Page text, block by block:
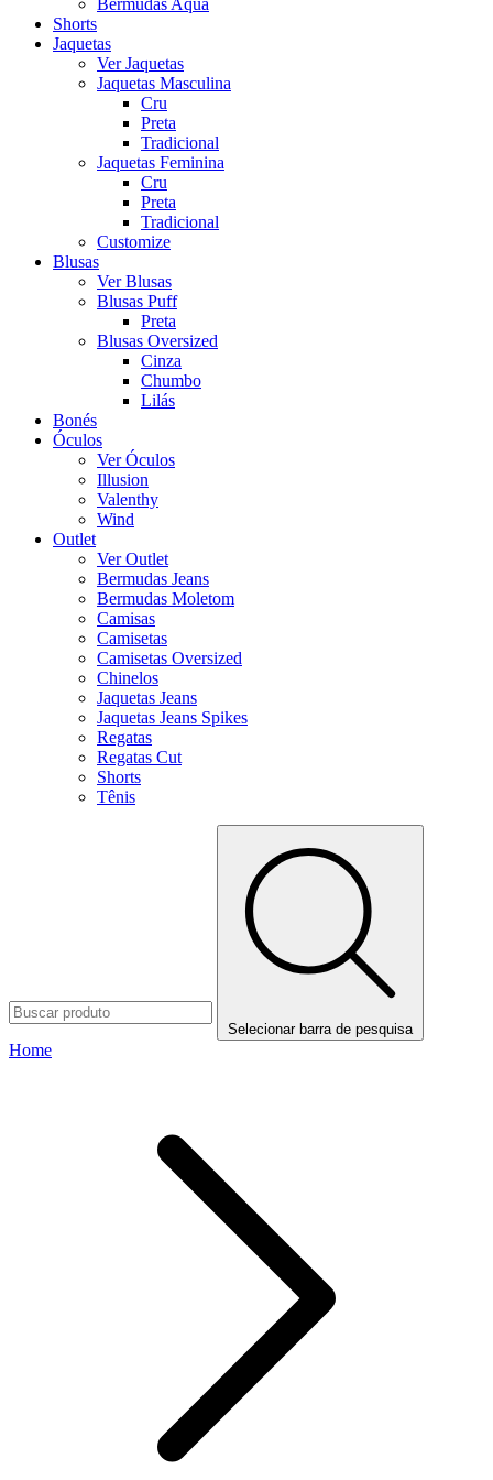
Bermudas Aqua
Shorts
Jaquetas
Ver Jaquetas
Jaquetas Masculina
Cru
Preta
Tradicional
Jaquetas Feminina
Cru
Preta
Tradicional
Customize
Blusas
Ver Blusas
Blusas Puff
Preta
Blusas Oversized
Cinza
Chumbo
Lilás
Bonés
Óculos
Ver Óculos
Illusion
Valenthy
Wind
Outlet
Ver Outlet
Bermudas Jeans
Bermudas Moletom
Camisas
Camisetas
Camisetas Oversized
Chinelos
Jaquetas Jeans
Jaquetas Jeans Spikes
Regatas
Regatas Cut
Shorts
Tênis
Selecionar barra de pesquisa
Home